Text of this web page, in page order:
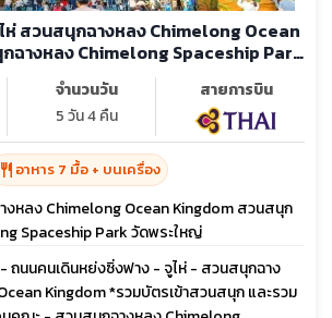
ไห่ สวนสนุกฉางหลง Chimelong Ocean
ฉางหลง Chimelong Spaceship Park
จำนวนวัน
5 วัน 4 คืน
สายการบิน
restaurant อาหาร 7 มื้อ + บนเครื่อง
งหลง Chimelong Ocean Kingdom สวนสนุก
Spaceship Park วัดพระใหญ่
ถนนคนเดินหย่งซิ่งฟาง - จูไห่ - สวนสนุกฉาง
Kingdom *รวมบัตรเข้าสวนสนุก และรวม